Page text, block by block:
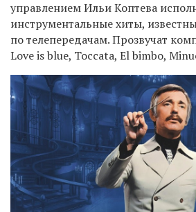
управлением Ильи Коптева
инструментальные хиты,
по телепередачам. Прозвучат
Love is blue, Toccata, El bimbo,